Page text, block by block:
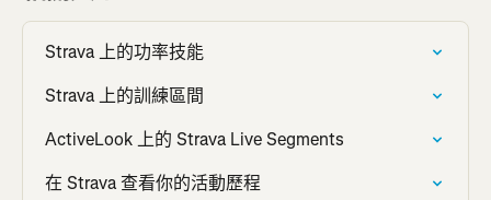
Strava 上的功率技能
Strava 上的訓練區間
ActiveLook 上的 Strava Live Segments
在 Strava 查看你的活動歷程